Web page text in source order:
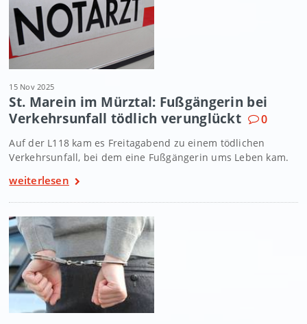
15 Nov 2025
St. Marein im Mürztal: Fußgängerin bei
Verkehrsunfall tödlich verunglückt
0
Auf der L118 kam es Freitagabend zu einem tödlichen
Verkehrsunfall, bei dem eine Fußgängerin ums Leben kam.
weiterlesen